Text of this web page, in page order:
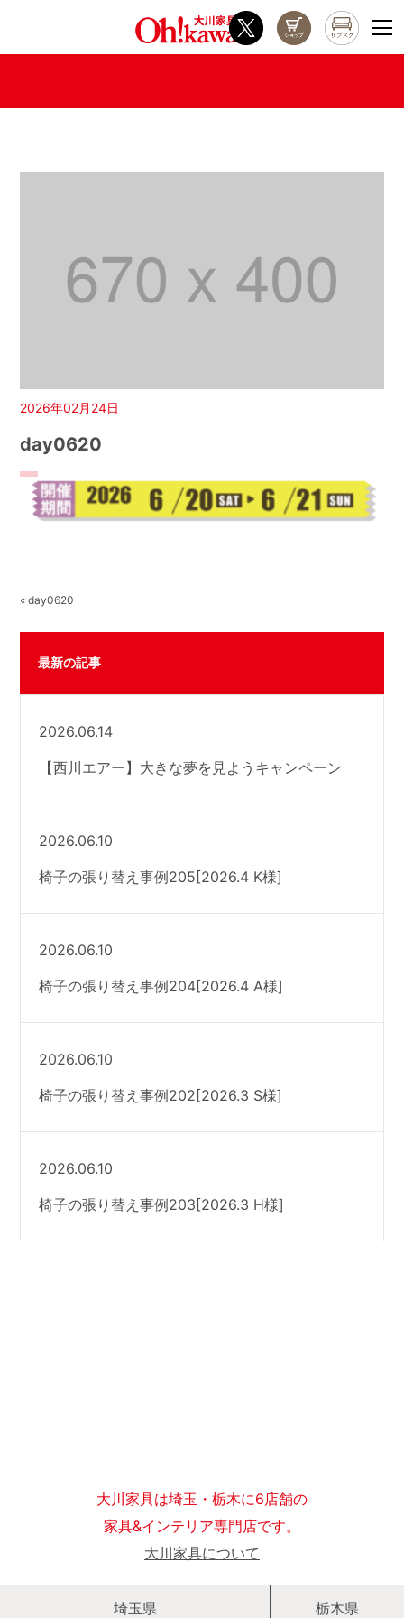
2026年02月24日
day0620
« day0620
最新の記事
2026.06.14
【西川エアー】大きな夢を見ようキャンペーン
2026.06.10
椅子の張り替え事例205[2026.4 K様]
2026.06.10
椅子の張り替え事例204[2026.4 A様]
2026.06.10
椅子の張り替え事例202[2026.3 S様]
2026.06.10
椅子の張り替え事例203[2026.3 H様]
大川家具は埼玉・栃木に6店舗の
家具&インテリア専門店です。
大川家具について
埼玉県 栃木県